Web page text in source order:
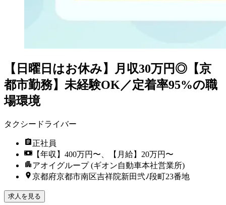
【日曜日はお休み】月収30万円◎【京
都市勤務】未経験OK／定着率95%の職
場環境
タクシードライバー
正社員
【年収】400万円〜、【月給】20万円〜
アオイグループ (ギオン自動車本社営業所)
京都府京都市南区吉祥院新田弐ﾉ段町23番地
求人を見る